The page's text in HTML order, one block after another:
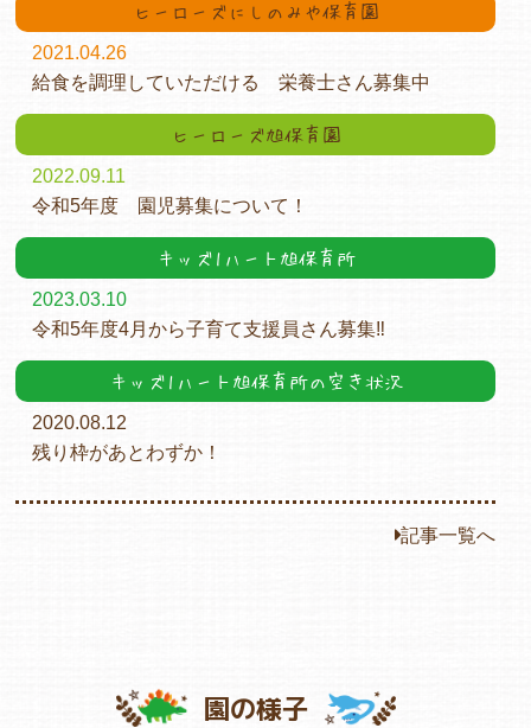
ヒーローズにしのみや保育園
2021.04.26
給食を調理していただける 栄養士さん募集中
ヒーローズ旭保育園
2022.09.11
令和5年度 園児募集について！
キッズ1ハート旭保育所
2023.03.10
令和5年度4月から子育て支援員さん募集‼
キッズ1ハート旭保育所の空き状況
2020.08.12
残り枠があとわずか！
記事一覧へ
園の様子